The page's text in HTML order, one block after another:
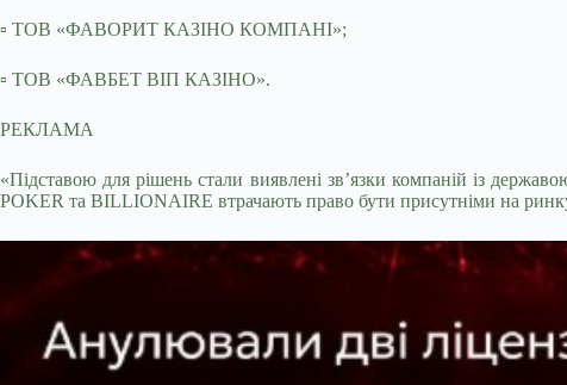
▫️ ТОВ «ФАВОРИТ КАЗІНО КОМПАНІ»;
▫️ ТОВ «ФАВБЕТ ВІП КАЗІНО».
РЕКЛАМА
«Підставою для рішень стали виявлені звʼязки компаній із
POKER та BILLIONAIRE втрачають право бути присутніми на